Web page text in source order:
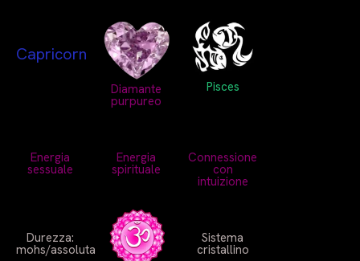
Capricorn
Diamante
purpureo
Pisces
Energia
sessuale
Energia
spirituale
Connessione
con
intuizione
Durezza:
mohs/assoluta
Sistema
cristallino